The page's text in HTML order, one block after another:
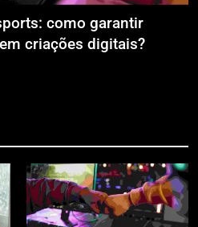
de Precisão: Como
o Investimento Público